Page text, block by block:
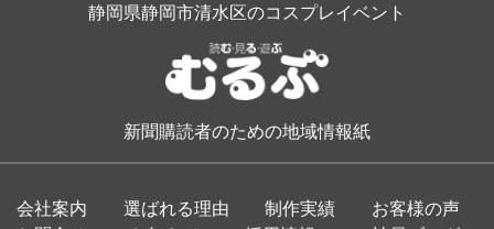
静岡県静岡市清水区のコスプレイベント
新聞購読者のための地域情報紙
会社案内 選ばれる理由 制作実績
お客様の声